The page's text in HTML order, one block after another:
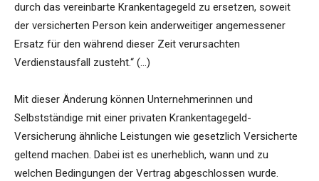
durch das vereinbarte Krankentagegeld zu ersetzen, soweit
der versicherten Person kein anderweitiger angemessener
Ersatz für den während dieser Zeit verursachten
Verdienstausfall zusteht.“ (…)
Mit dieser Änderung können Unternehmerinnen und
Selbstständige mit einer privaten Krankentagegeld-
Versicherung ähnliche Leistungen wie gesetzlich Versicherte
geltend machen. Dabei ist es unerheblich, wann und zu
welchen Bedingungen der Vertrag abgeschlossen wurde.